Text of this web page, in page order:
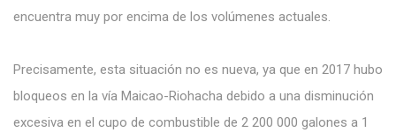
encuentra muy por encima de los volúmenes actuales.
Precisamente, esta situación no es nueva, ya que en 2017 hubo
bloqueos en la vía Maicao-Riohacha debido a una disminución
excesiva en el cupo de combustible de 2 200 000 galones a 1